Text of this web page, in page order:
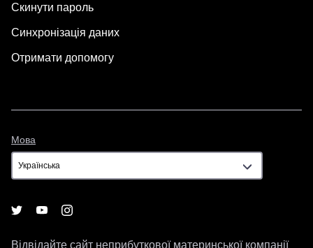
Скинути пароль
Синхронізація даних
Отримати допомогу
Мова
Відвідайте сайт неприбуткової материнської компанії